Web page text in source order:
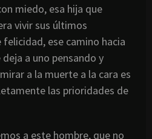
miedo, esa hija que
vivir sus últimos
ese camino hacia
a uno pensando y
a la muerte a la cara es
las prioridades de
a este hombre, que no